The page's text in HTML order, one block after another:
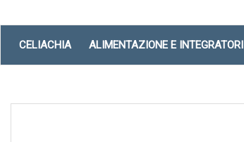
CELIACHIA ALIMENTAZIONE E INTEGRATORI